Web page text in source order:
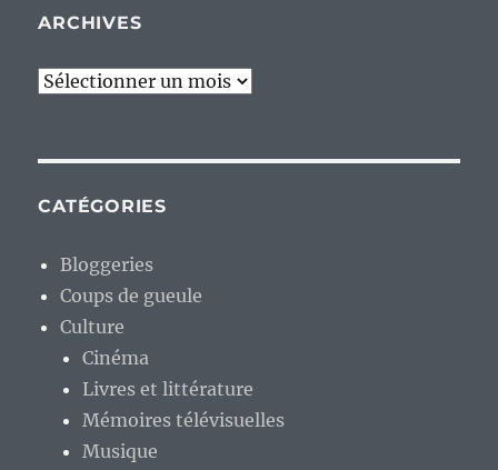
ARCHIVES
Archives
CATÉGORIES
Bloggeries
Coups de gueule
Culture
Cinéma
Livres et littérature
Mémoires télévisuelles
Musique